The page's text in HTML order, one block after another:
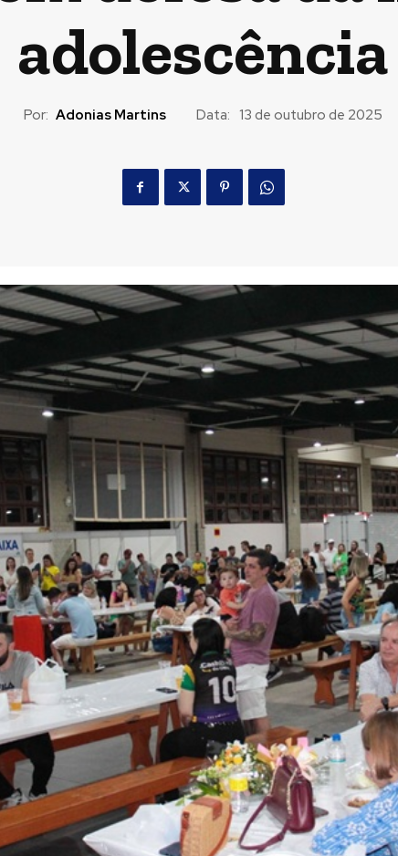
adolescência
Por: Adonias Martins Data: 13 de outubro de 2025